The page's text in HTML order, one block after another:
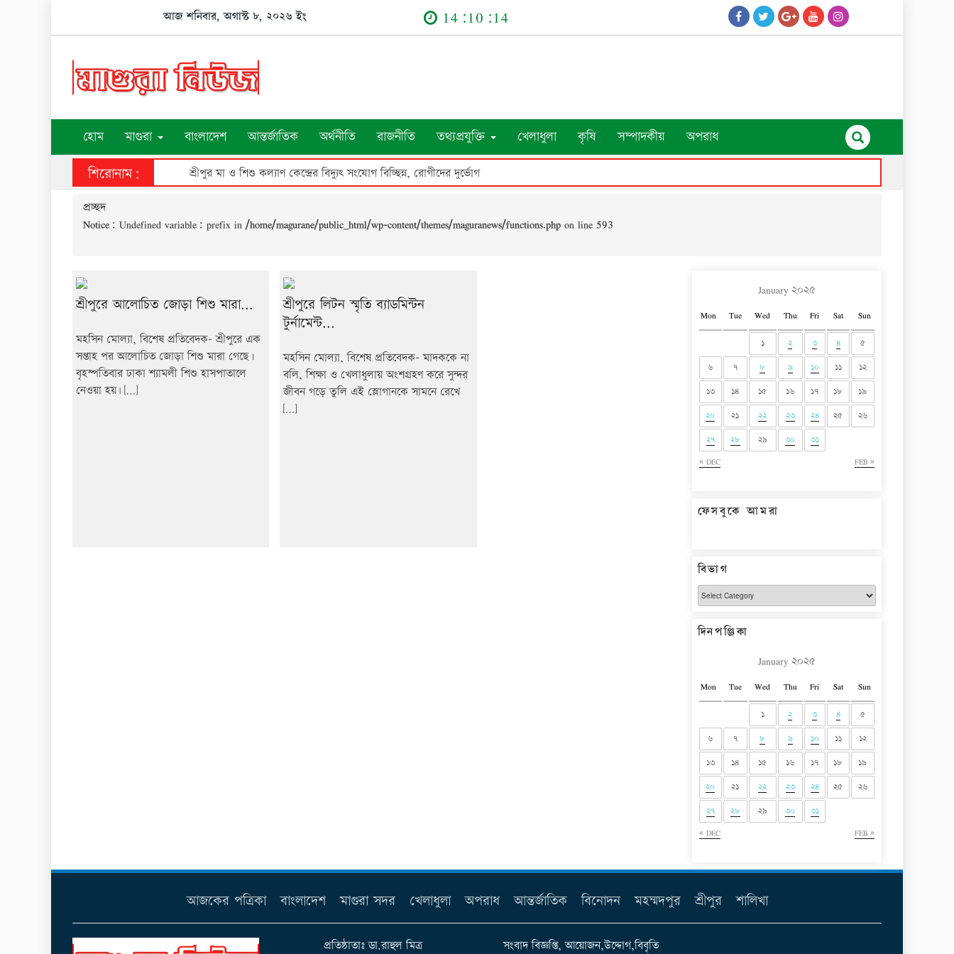
আজ শনিবার, অগাস্ট ৮, ২০২৬ ইং 14:10:14
হোম মাগুরা বাংলাদেশ আন্তর্জাতিক অর্থনীতি রাজনীতি তথ্যপ্রযুক্তি খেলাধুলা কৃষি সম্পাদকীয় অপরাধ
শিরোনাম: শ্রীপুর মা ও শিশু কল্যাণ কেন্দ্রের বিদ্যুৎ সংযোগ বিচ্ছিন্ন, রোগীদের দুর্ভোগ
প্রচ্ছদ
Notice : Undefined variable: prefix in /home/magurane/public_html/wp-content/themes/maguranews/functions.php on line 593
শ্রীপুরে আলোচিত জোড়া শিশু মারা...
মহসিন মোল্যা, বিশেষ প্রতিবেদক- শ্রীপুরে এক
সপ্তাহ পর আলোচিত জোড়া শিশু মারা গেছে।
বৃহস্পতিবার ঢাকা শ্যামলী শিশু হাসপাতালে
নেওয়া হয়৷ […]
শ্রীপুরে লিটন স্মৃতি ব্যাডমিন্টন
টুর্নামেন্ট...
মহসিন মোল্যা, বিশেষ প্রতিবেদক- মাদককে না
বলি, শিক্ষা ও খেলাধুলায় অংশগ্রহণ করে সুন্দর
জীবন গড়ে তুলি এই স্লোগানকে সামনে রেখে
[…]
January ২০২৫
Mon Tue Wed Thu Fri Sat Sun
« DEC FEB »
১ ২ ৩ ৪
৫
৬
৭ ৮ ৯ ১০ ১১
১২
১৩
১৪ ১৫ ১৬ ১৭ ১৮
১৯
২০
২১ ২২ ২৩ ২৪ ২৫
২৬
২৭
২৮ ২৯ ৩০ ৩১
ফেসবুকে আমরা
বিভাগ
বিভাগ
দিনপঞ্জিকা
January ২০২৫
Mon Tue Wed Thu Fri Sat Sun
« DEC FEB »
১ ২ ৩ ৪
৫
৬
৭ ৮ ৯ ১০ ১১
১২
১৩
১৪ ১৫ ১৬ ১৭ ১৮
১৯
২০
২১ ২২ ২৩ ২৪ ২৫
২৬
২৭
২৮ ২৯ ৩০ ৩১
আজকের পত্রিকা বাংলাদেশ মাগুরা সদর খেলাধুলা অপরাধ আন্তর্জাতিক বিনোদন মহম্মদপুর শ্রীপুর শালিখা
প্রতিষ্ঠাতাঃ ডা.রাহুল মিত্র সংবাদ বিজ্ঞপ্তি, আয়োজন,উদ্দোগ,বিবৃতি